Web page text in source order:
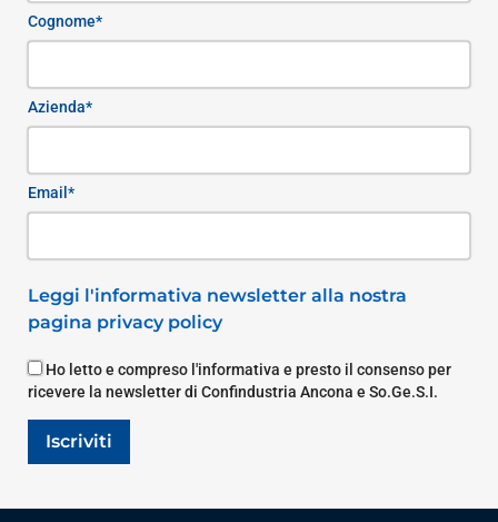
Cognome*
Azienda*
Email*
Leggi l'informativa newsletter alla nostra
pagina privacy policy
Ho letto e compreso l'informativa e presto il consenso per
ricevere la newsletter di Confindustria Ancona e So.Ge.S.I.
Iscriviti